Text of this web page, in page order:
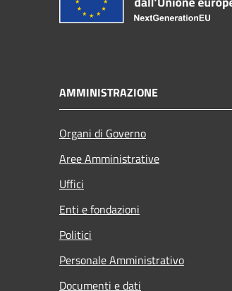
AMMINISTRAZIONE
Organi di Governo
Aree Amministrative
Uffici
Enti e fondazioni
Politici
Personale Amministrativo
Documenti e dati